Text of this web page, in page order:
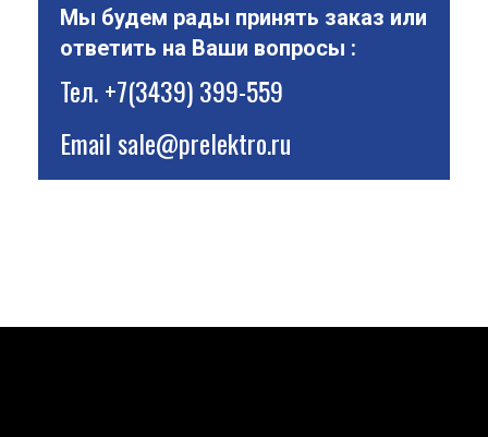
Мы будем рады принять заказ или
ответить на Ваши вопросы :
Тел.+7(3439) 399-559
Emailsale@prelektro.ru